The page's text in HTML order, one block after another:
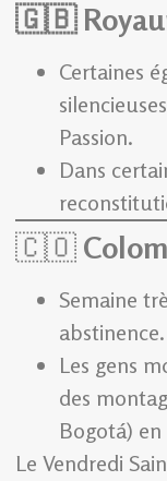
🇬🇧
Certaines
Passion.
Dans
🇨🇴
Semaine
abstinence.
Les gens
des
Bogotá)
Le Vendredi